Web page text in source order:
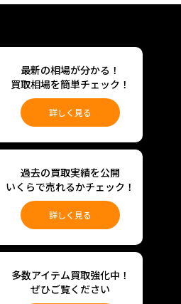
最新の相場が分かる！
買取相場を簡単チェック！
詳しく見る
過去の買取実績を公開
いくらで売れるかチェック！
詳しく見る
多数アイテム買取強化中！
ぜひご覧ください